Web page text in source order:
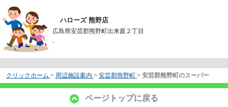
ハローズ 熊野店
広島県安芸郡熊野町出来庭２丁目
-
クリックホーム > 周辺施設案内 > 安芸郡熊野町 > 安芸郡熊野町のスーパー
ページトップに戻る